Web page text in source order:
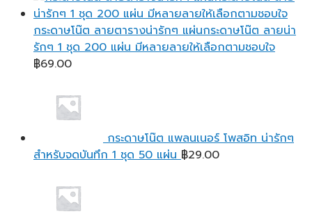
กระดาษโน๊ต ลายตารางน่ารักๆ แผ่นกระดาษโน๊ต ลายน่า
รักๆ 1 ชุด 200 แผ่น มีหลายลายให้เลือกตามชอบใจ
฿69.00
กระดาษโน๊ต แพลนเนอร์ โพสอิท น่ารักๆ
สำหรับจดบันทึก 1 ชุด 50 แผ่น ฿29.00